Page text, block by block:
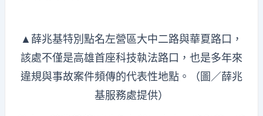
▲薛兆基特別點名左營區大中二路與華夏路口，
該處不僅是高雄首座科技執法路口，也是多年來
違規與事故案件頻傳的代表性地點。（圖／薛兆
基服務處提供）